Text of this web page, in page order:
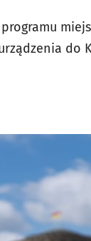
programu
do